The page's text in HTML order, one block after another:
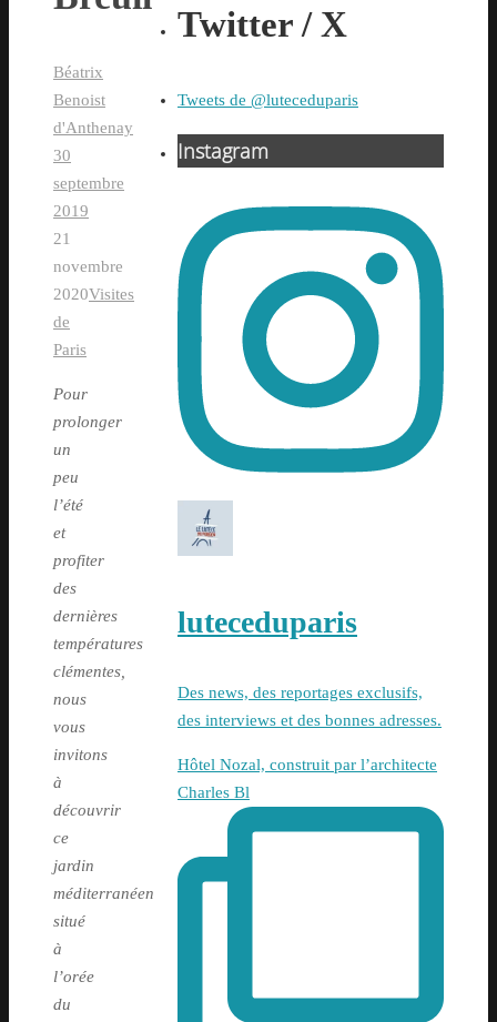
Béatrix
Benoist
d'Anthenay
30
septembre
2019
21
novembre
2020Visites
de
Paris
Pour
prolonger
un
peu
l’été
et
profiter
des
dernières
températures
clémentes,
nous
vous
invitons
à
découvrir
ce
jardin
méditerranéen
situé
à
l’orée
du
Twitter / X
Tweets de @luteceduparis
Instagram
luteceduparis
Des news, des reportages exclusifs,
des interviews et des bonnes adresses.
Hôtel Nozal, construit par l’architecte
Charles Bl